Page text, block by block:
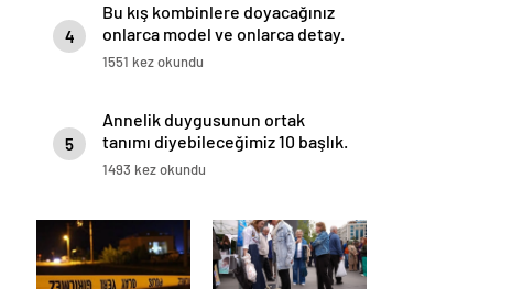
4
Bu kış kombinlere doyacağınız
onlarca model ve onlarca detay.
1551 kez okundu
5
Annelik duygusunun ortak
tanımı diyebileceğimiz 10 başlık.
1493 kez okundu